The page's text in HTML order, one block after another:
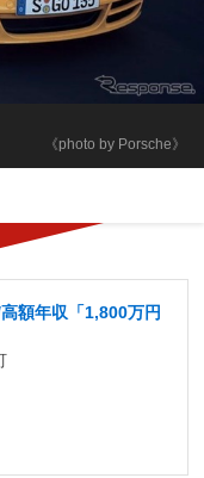
《photo by Porsche》
額年収「1,800万円